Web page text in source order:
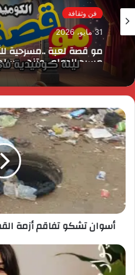
فن وثقافة
31 مايو، 2026
مو قصة لعبة ..مسرحية
مسرح الدمام ..وتنهي
أسوان تشكو تفاقم أزمة